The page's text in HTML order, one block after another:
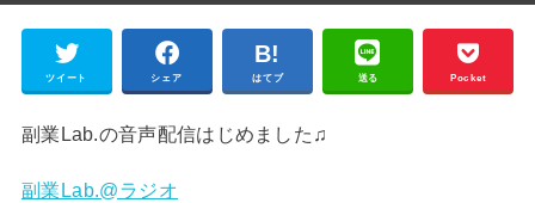
ツイート シェア はてブ 送る Pocket
副業Lab.の音声配信はじめました♫
副業Lab.@ラジオ